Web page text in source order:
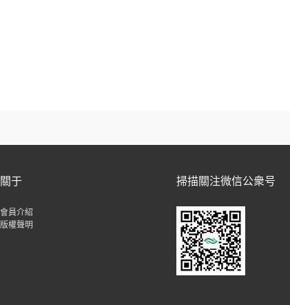
關于
會員介紹
版權聲明
掃描關注微信公衆号